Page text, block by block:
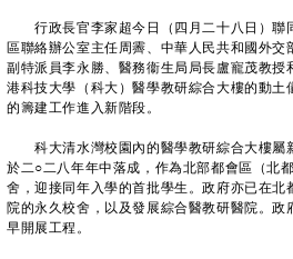
行政長官李家超今日（四月二十八日）聯
區聯絡辦公室主任周霽、中華人民共和國外
副特派員李永勝、醫務衞生局局長盧寵茂教授
港科技大學（科大）醫學教研綜合大樓的動土
的籌建工作進入新階段。
科大清水灣校園內的醫學教研綜合大樓屬
於二○二八年年中落成，作為北部都會區（北
舍，迎接同年入學的首批學生。政府亦已在北
院的永久校舍，以及發展綜合醫教研醫院。
早開展工程。